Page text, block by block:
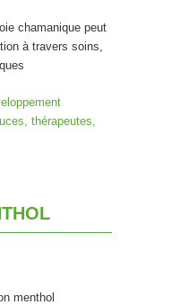
chamanique peut
à travers soins,
thérapeutes,
menthol